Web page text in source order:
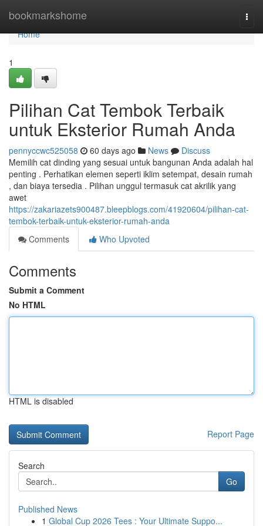
bookmarkshome
Home
Home
1
Pilihan Cat Tembok Terbaik
untuk Eksterior Rumah Anda
pennyccwc525058 60 days ago News
Discuss
Memilih cat dinding yang sesuai untuk bangunan Anda adalah hal
penting . Perhatikan elemen seperti iklim setempat, desain rumah
, dan biaya tersedia . Pilihan unggul termasuk cat akrilik yang
awet
https://zakariazets900487.bleepblogs.com/41920604/pilihan-cat-
tembok-terbaik-untuk-eksterior-rumah-anda
Comments
Who Upvoted
Comments
Submit a Comment
No HTML
HTML is disabled
Report Page
Search
Go
Published News
1 Global Cup 2026 Tees : Your Ultimate Suppo...